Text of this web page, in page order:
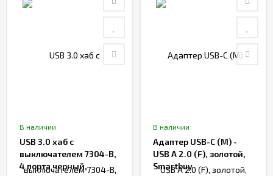
В наличии
USB 3.0 хaб с
выключателем 7304-B,
4 порта черный,
В наличии
Адаптер USB-C (M) -
USB A 2.0 (F), золотой,
Smartbuy